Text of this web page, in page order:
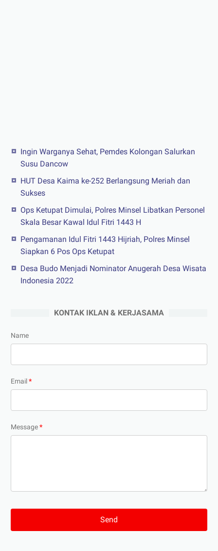
Ingin Warganya Sehat, Pemdes Kolongan Salurkan
Susu Dancow
HUT Desa Kaima ke-252 Berlangsung Meriah dan
Sukses
Ops Ketupat Dimulai, Polres Minsel Libatkan Personel
Skala Besar Kawal Idul Fitri 1443 H
Pengamanan Idul Fitri 1443 Hijriah, Polres Minsel
Siapkan 6 Pos Ops Ketupat
Desa Budo Menjadi Nominator Anugerah Desa Wisata
Indonesia 2022
KONTAK IKLAN & KERJASAMA
Name
Email *
Message*